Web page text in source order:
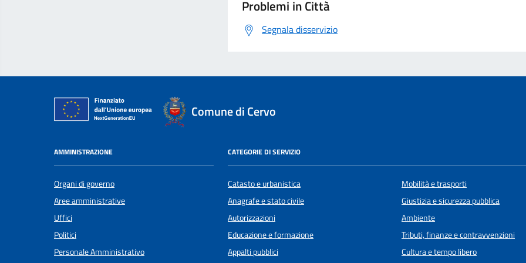
Problemi in Città
Segnala disservizio
Comune di Cervo
AMMINISTRAZIONE
Organi di governo
Aree amministrative
Uffici
Politici
Personale Amministrativo
CATEGORIE DI SERVIZIO
Catasto e urbanistica
Anagrafe e stato civile
Autorizzazioni
Educazione e formazione
Appalti pubblici
Mobilità e trasporti
Giustizia e sicurezza pubblica
Ambiente
Tributi, finanze e contravvenzioni
Cultura e tempo libero